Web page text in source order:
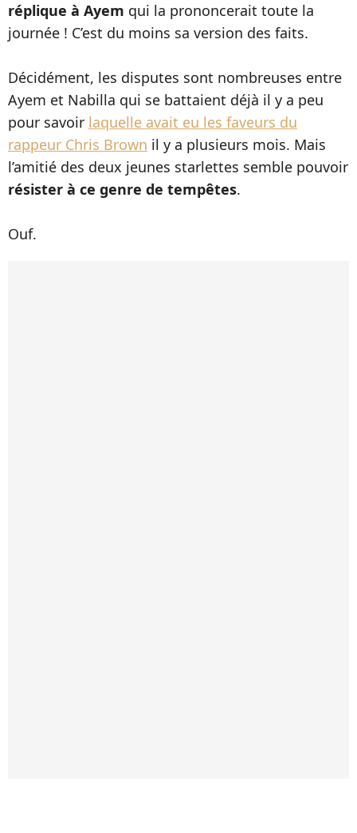
réplique à Ayem qui la prononcerait toute la
journée ! C’est du moins sa version des faits.
Décidément, les disputes sont nombreuses entre
Ayem et Nabilla qui se battaient déjà il y a peu
pour savoir laquelle avait eu les faveurs du
rappeur Chris Brown il y a plusieurs mois. Mais
l’amitié des deux jeunes starlettes semble pouvoir
résister à ce genre de tempêtes.
Ouf.